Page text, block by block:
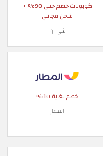
كوبونات خصم حتى 90% +
شحن مجاني
شي ان
خصم لغاية 10%
المطار